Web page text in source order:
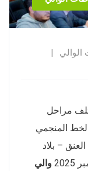
مراحل
المنجمي
– بلاد
والي